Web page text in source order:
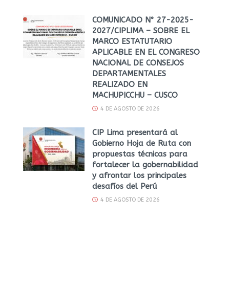
COMUNICADO N° 27-2025-
2027/CIPLIMA – SOBRE EL
MARCO ESTATUTARIO
APLICABLE EN EL CONGRESO
NACIONAL DE CONSEJOS
DEPARTAMENTALES
REALIZADO EN
MACHUPICCHU – CUSCO
4 DE AGOSTO DE 2026
CIP Lima presentará al
Gobierno Hoja de Ruta con
propuestas técnicas para
fortalecer la gobernabilidad
y afrontar los principales
desafíos del Perú
4 DE AGOSTO DE 2026